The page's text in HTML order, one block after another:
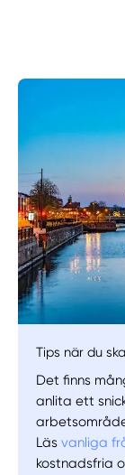
Tips när du
Det finns
anlita ett
Läsvanliga
kostnadsfria